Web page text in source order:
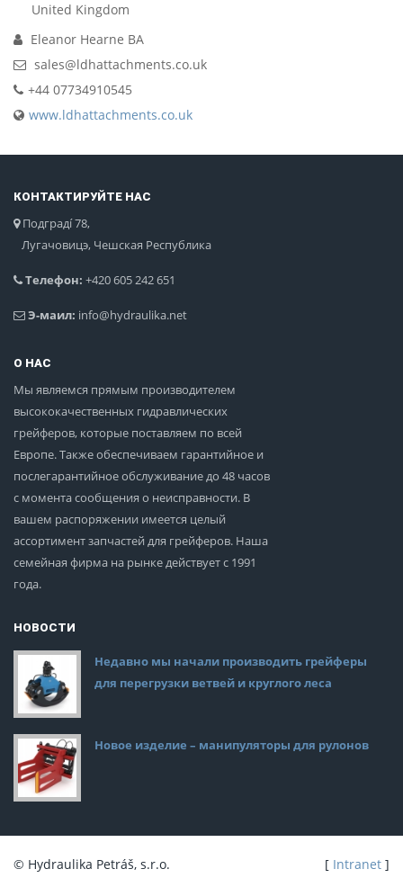
United Kingdom
Eleanor Hearne BA
sales@ldhattachments.co.uk
+44 07734910545
www.ldhattachments.co.uk
КОНТАКТИРУЙТЕ НАС
Подградí 78,
Лугачовицэ, Чешская Республика
Телефон: +420 605 242 651
Э-маил: info@hydraulika.net
О НАС
Мы являемся прямым производителем
высококачественных гидравлических
грейферов, которые поставляем по всей
Европе. Также обеспечиваем гарантийное и
послегарантийное обслуживание до 48 часов
с момента сообщения о неисправности. В
вашем распоряжении имеется целый
ассортимент запчастей для грейферов. Наша
семейная фирма на рынке действует с 1991
года.
НОВОСТИ
Недавно мы начали производить грейферы
для перегрузки ветвей и круглого леса
Новое изделие – манипуляторы для рулонов
© Hydraulika Petráš, s.r.o.
[ Intranet ]